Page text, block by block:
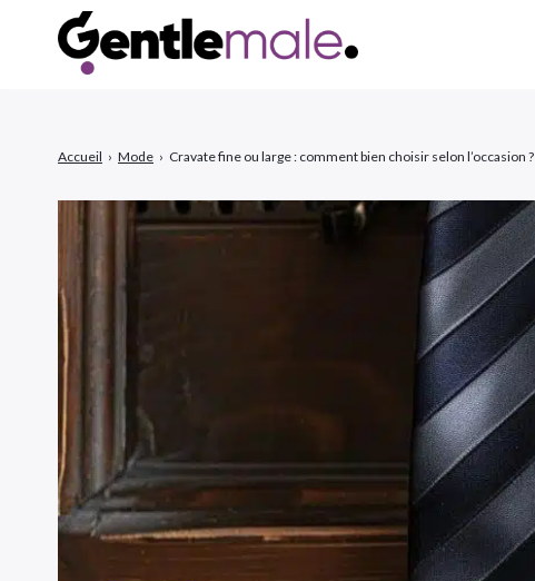
Accueil › Mode › Cravate fine ou large : comment bien choisir selon l’occasion ?